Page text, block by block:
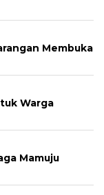
Membuka
Warga
Mamuju